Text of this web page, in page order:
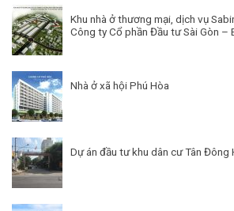
Khu nhà ở thương mại, dịch vụ
Công ty Cổ phần Đầu tư Sài Gòn –
Nhà ở xã hội Phú Hòa
Dự án đầu tư khu dân cư Tân Đông